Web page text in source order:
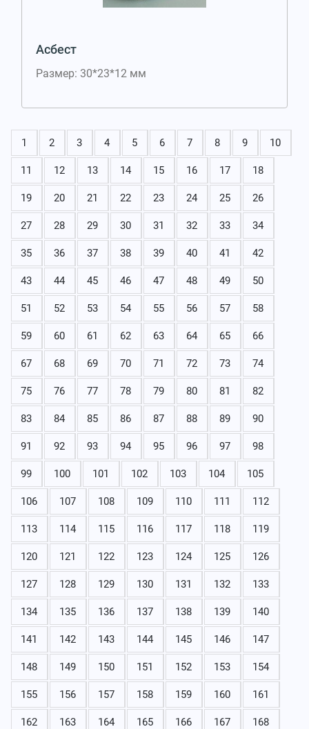
Асбест
Размер: 30*23*12 мм
1 2 3 4 5 6 7 8 9 10
11 12 13 14 15 16 17 18
19 20 21 22 23 24 25 26
27 28 29 30 31 32 33 34
35 36 37 38 39 40 41 42
43 44 45 46 47 48 49 50
51 52 53 54 55 56 57 58
59 60 61 62 63 64 65 66
67 68 69 70 71 72 73 74
75 76 77 78 79 80 81 82
83 84 85 86 87 88 89 90
91 92 93 94 95 96 97 98
99 100 101 102 103 104 105
106 107 108 109 110 111 112
113 114 115 116 117 118 119
120 121 122 123 124 125 126
127 128 129 130 131 132 133
134 135 136 137 138 139 140
141 142 143 144 145 146 147
148 149 150 151 152 153 154
155 156 157 158 159 160 161
162 163 164 165 166 167 168